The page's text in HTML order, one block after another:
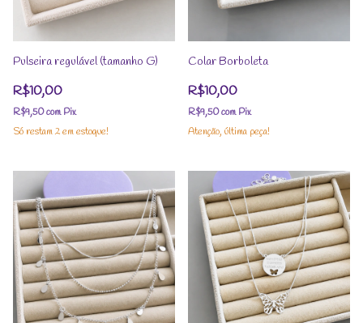
Pulseira regulável (tamanho G)
R$10,00
R$9,50com Pix
Só restam2em estoque!
Colar Borboleta
R$10,00
R$9,50com Pix
Atenção, última peça!